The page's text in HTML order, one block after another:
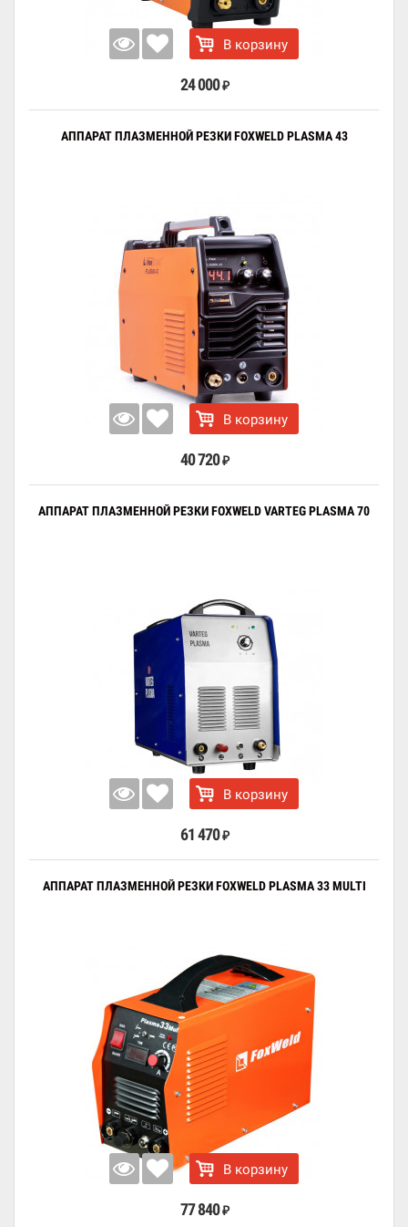
В корзину
24 000 ₽
АППАРАТ ПЛАЗМЕННОЙ РЕЗКИ FOXWELD PLASMA 43
В корзину
40 720 ₽
АППАРАТ ПЛАЗМЕННОЙ РЕЗКИ FOXWELD VARTEG PLASMA 70
В корзину
61 470 ₽
АППАРАТ ПЛАЗМЕННОЙ РЕЗКИ FOXWELD PLASMA 33 MULTI
В корзину
77 840 ₽